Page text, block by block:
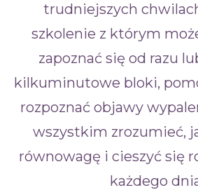
trudniejszych
szkolenie z którym
zapoznać się od razu
kilkuminutowe bloki,
rozpoznać objawy
wszystkim zrozumieć,
równowagę i cieszyć się
każdego